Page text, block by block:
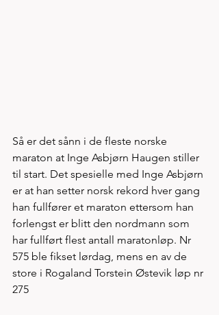
Så er det sånn i de fleste norske
maraton at Inge Asbjørn Haugen stiller
til start. Det spesielle med Inge Asbjørn
er at han setter norsk rekord hver gang
han fullfører et maraton ettersom han
forlengst er blitt den nordmann som
har fullført flest antall maratonløp. Nr
575 ble fikset lørdag, mens en av de
store i Rogaland Torstein Østevik løp nr
275